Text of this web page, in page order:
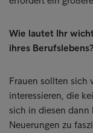
Wie lautet Ihr
ihres Berufslebens?
Frauen sollten sich
interessieren, die
sich in diesen
Neuerungen zu